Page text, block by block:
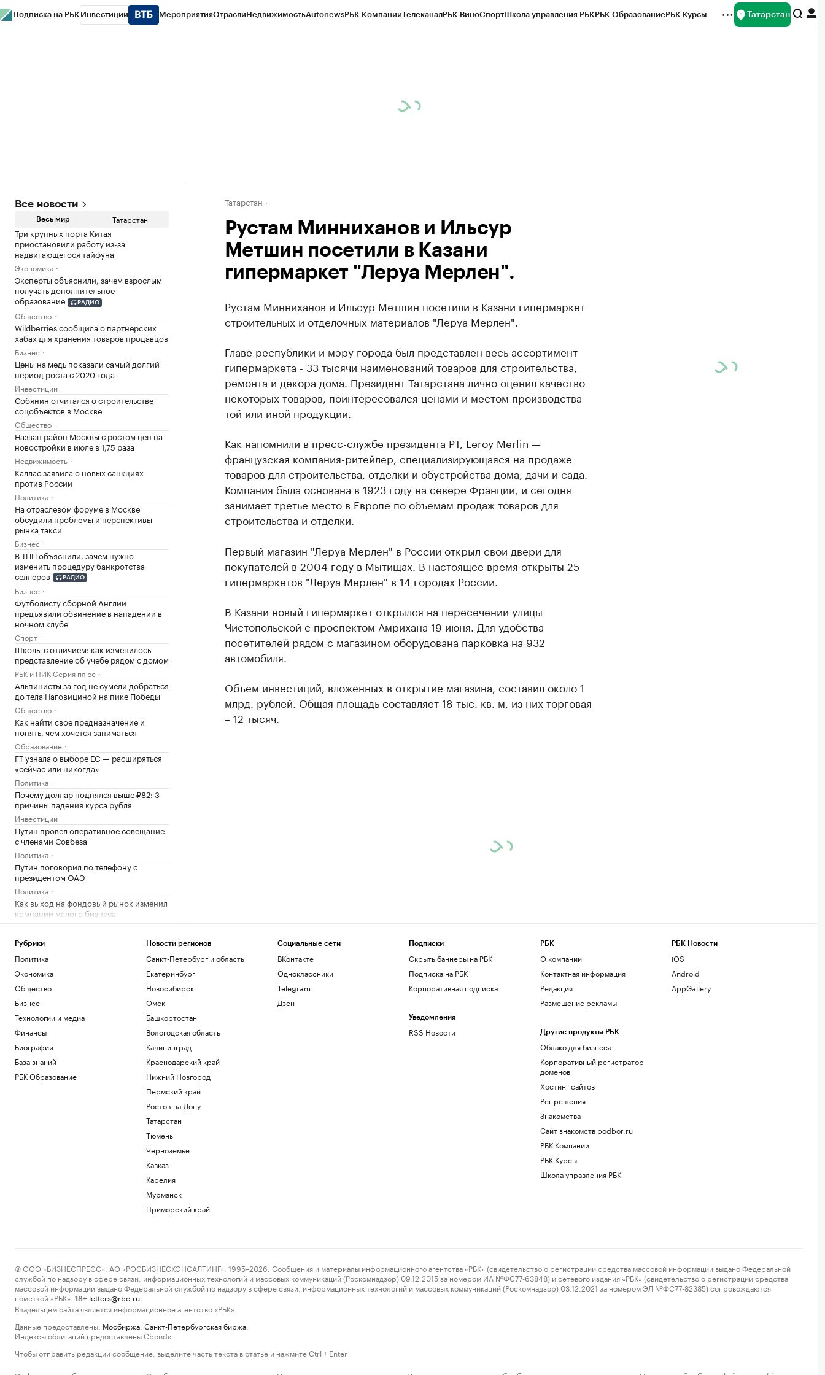
Подписка на РБК Инвестиции МероприятияОтраслиНедвижимостьAutonewsРБК КомпанииТелеканалРБК ВиноСпортШкола управления РБКРБК ОбразованиеРБК Курсы Татарстан
Все новости
Весь мир Татарстан
Три крупных порта Китая
приостановили работу из-за
надвигающегося тайфуна
Экономика
Эксперты объяснили, зачем взрослым
получать дополнительное
образование
РАДИО
Общество
Wildberries сообщила о партнерских
хабах для хранения товаров продавцов
Бизнес
Цены на медь показали самый долгий
период роста с 2020 года
Инвестиции
Собянин отчитался о строительстве
соцобъектов в Москве
Общество
Назван район Москвы с ростом цен на
новостройки в июле в 1,75 раза
Недвижимость
Каллас заявила о новых санкциях
против России
Политика
На отраслевом форуме в Москве
обсудили проблемы и перспективы
рынка такси
Бизнес
В ТПП объяснили, зачем нужно
изменить процедуру банкротства
селлеров
РАДИО
Бизнес
Футболисту сборной Англии
предъявили обвинение в нападении в
ночном клубе
Спорт
Школы с отличием: как изменилось
представление об учебе рядом с домом
РБК и ПИК Серия плюс
Альпинисты за год не сумели добраться
до тела Наговициной на пике Победы
Общество
Как найти свое предназначение и
понять, чем хочется заниматься
Образование
FT узнала о выборе ЕС — расширяться
«сейчас или никогда»
Политика
Почему доллар поднялся выше ₽82: 3
причины падения курса рубля
Инвестиции
Путин провел оперативное совещание
с членами Совбеза
Политика
Путин поговорил по телефону с
президентом ОАЭ
Политика
Как выход на фондовый рынок изменил
компании малого бизнеса
РБК и МСП Банк
В обмелевшем Дунае показался
фундамент моста времен Римской
империи. Фото
Общество
«Рубин» и «Нефтехимик» создадут
единую систему подготовки
футболистов
Татарстан
Татарстан
Рустам Минниханов и Ильсур
Метшин посетили в Казани
гипермаркет "Леруа Мерлен".
Рустам Минниханов и Ильсур Метшин посетили в Казани гипермаркет
строительных и отделочных материалов "Леруа Мерлен".
Главе республики и мэру города был представлен весь ассортимент
гипермаркета - 33 тысячи наименований товаров для строительства,
ремонта и декора дома. Президент Татарстана лично оценил качество
некоторых товаров, поинтересовался ценами и местом производства
той или иной продукции.
Как напомнили в пресс-службе президента РТ, Leroy Merlin —
французская компания-ритейлер, специализирующаяся на продаже
товаров для строительства, отделки и обустройства дома, дачи и сада.
Компания была основана в 1923 году на севере Франции, и сегодня
занимает третье место в Европе по объемам продаж товаров для
строительства и отделки.
Первый магазин "Леруа Мерлен" в России открыл свои двери для
покупателей в 2004 году в Мытищах. В настоящее время открыты 25
гипермаркетов "Леруа Мерлен" в 14 городах России.
В Казани новый гипермаркет открылся на пересечении улицы
Чистопольской с проспектом Амрихана 19 июня. Для удобства
посетителей рядом с магазином оборудована парковка на 932
автомобиля.
Объем инвестиций, вложенных в открытие магазина, составил около 1
млрд. рублей. Общая площадь составляет 18 тыс. кв. м, из них торговая
– 12 тысяч.
Рубрики
Политика
Экономика
Общество
Бизнес
Технологии и медиа
Финансы
Биографии
База знаний
РБК Образование
Новости регионов
Санкт-Петербург и область
Екатеринбург
Новосибирск
Омск
Башкортостан
Вологодская область
Калининград
Краснодарский край
Нижний Новгород
Пермский край
Ростов-на-Дону
Татарстан
Тюмень
Черноземье
Кавказ
Карелия
Мурманск
Приморский край
Социальные сети
ВКонтакте
Одноклассники
Telegram
Дзен
Подписки
Скрыть баннеры на РБК
Подписка на РБК
Корпоративная подписка
Уведомления
RSS Новости
РБК
О компании
Контактная информация
Редакция
Размещение рекламы
Другие продукты РБК
Облако для бизнеса
Корпоративный регистратор
доменов
Хостинг сайтов
Рег.решения
Знакомства
Сайт знакомств podbor.ru
РБК Компании
РБК Курсы
Школа управления РБК
РБК Новости
iOS
Android
AppGallery
© ООО «БИЗНЕСПРЕСС», АО «РОСБИЗНЕСКОНСАЛТИНГ», 1995–2026. Сообщения и материалы информационного агентства «РБК» (свидетельство о регистрации средства массовой информации выдано Федеральной
службой по надзору в сфере связи, информационных технологий и массовых коммуникаций (Роскомнадзор) 09.12.2015 за номером ИА №ФС77-63848) и сетевого издания «РБК» (свидетельство о регистрации средства
массовой информации выдано Федеральной службой по надзору в сфере связи, информационных технологий и массовых коммуникаций (Роскомнадзор) 03.12.2021 за номером ЭЛ №ФС77-82385) сопровождаются
пометкой «РБК».
18+ letters@rbc.ru
Владельцем сайта является информационное агентство «РБК».
Данные предоставлены: Мосбиржа Санкт-Петербургская биржа
Индексы облигаций предоставлены Cbonds.
Чтобы отправить редакции сообщение, выделите часть текста в статье и нажмите Ctrl + Enter